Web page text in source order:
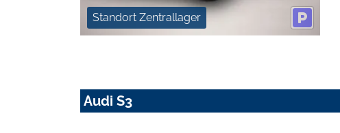
Standort Zentrallager
Audi S3